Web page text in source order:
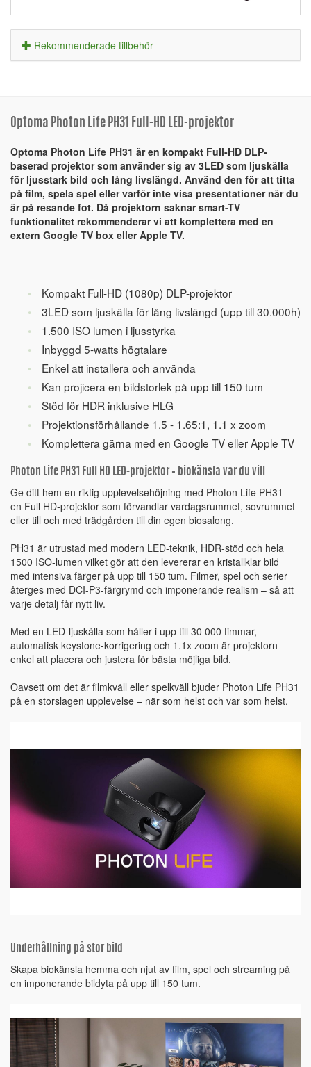
Rekommenderade tillbehör
Optoma Photon Life PH31 Full-HD LED-projektor
Optoma Photon Life PH31 är en kompakt Full-HD DLP-
baserad projektor som använder sig av 3LED som ljuskälla
för ljusstark bild och lång livslängd. Använd den för att titta
på film, spela spel eller varför inte visa presentationer när du
är på resande fot. Då projektorn saknar smart-TV
funktionalitet rekommenderar vi att komplettera med en
extern Google TV box eller Apple TV.
Kompakt Full-HD (1080p) DLP-projektor
3LED som ljuskälla för lång livslängd (upp till 30.000h)
1.500 ISO lumen i ljusstyrka
Inbyggd 5-watts högtalare
Enkel att installera och använda
Kan projicera en bildstorlek på upp till 150 tum
Stöd för HDR inklusive HLG
Projektionsförhållande 1.5 - 1.65:1, 1.1 x zoom
Komplettera gärna med en Google TV eller Apple TV
Photon Life PH31 Full HD LED-projektor – biokänsla var du vill
Ge ditt hem en riktig upplevelsehöjning med Photon Life PH31 –
en Full HD-projektor som förvandlar vardagsrummet, sovrummet
eller till och med trädgården till din egen biosalong.
PH31 är utrustad med modern LED-teknik, HDR-stöd och hela
1500 ISO-lumen vilket gör att den levererar en kristallklar bild
med intensiva färger på upp till 150 tum. Filmer, spel och serier
återges med DCI-P3-färgrymd och imponerande realism – så att
varje detalj får nytt liv.
Med en LED-ljuskälla som håller i upp till 30 000 timmar,
automatisk keystone-korrigering och 1.1x zoom är projektorn
enkel att placera och justera för bästa möjliga bild.
Oavsett om det är filmkväll eller spelkväll bjuder Photon Life PH31
på en storslagen upplevelse – när som helst och var som helst.
Underhållning på stor bild
Skapa biokänsla hemma och njut av film, spel och streaming på
en imponerande bildyta på upp till 150 tum.